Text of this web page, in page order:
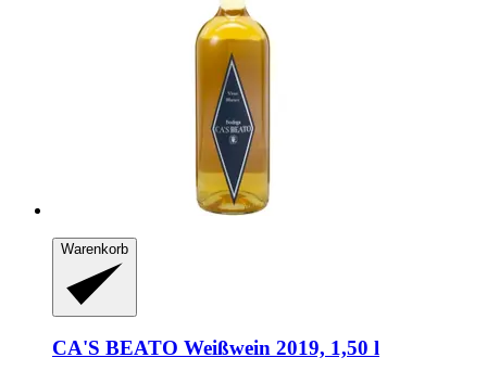
Warenkorb
CA'S BEATO Weißwein 2019, 1,50 l